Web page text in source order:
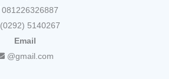
081226326887
(0292) 5140267
Email
@gmail.com